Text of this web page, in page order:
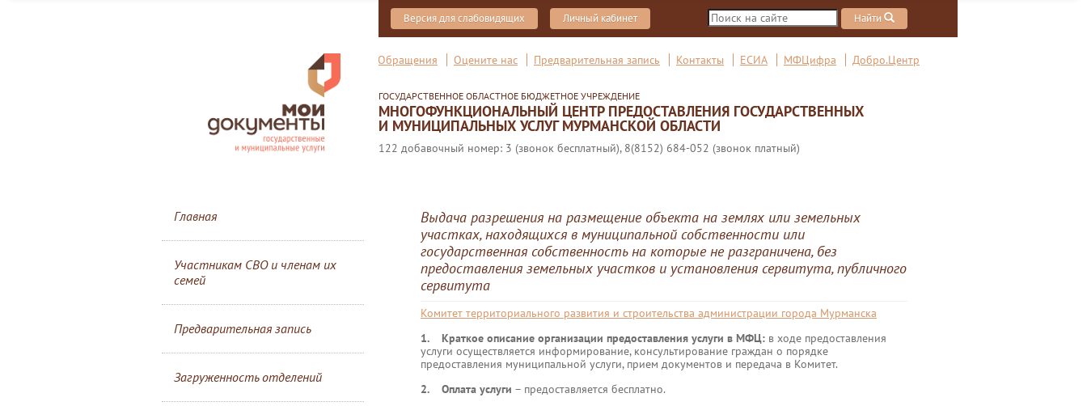
Версия для слабовидящих Личный кабинет Найти
Обращения Оцените нас Предварительная запись Контакты ЕСИА МФЦифра Добро.Центр
ГОСУДАРСТВЕННОЕ ОБЛАСТНОЕ БЮДЖЕТНОЕ УЧРЕЖДЕНИЕ
МНОГОФУНКЦИОНАЛЬНЫЙ ЦЕНТР ПРЕДОСТАВЛЕНИЯ ГОСУДАРСТВЕННЫХ
И МУНИЦИПАЛЬНЫХ УСЛУГ МУРМАНСКОЙ ОБЛАСТИ
122 добавочный номер: 3 (звонок бесплатный), 8(8152) 684-052 (звонок платный)
Главная
Участникам СВО и членам их
семей
Предварительная запись
Загруженность отделений
Выдача разрешения на размещение объекта на землях или земельных
участках, находящихся в муниципальной собственности или
государственная собственность на которые не разграничена, без
предоставления земельных участков и установления сервитута, публичного
сервитута
Комитет территориального развития и строительства администрации города Мурманска
1. Краткое описание организации предоставления услуги в МФЦ: в ходе предоставления
услуги осуществляется информирование, консультирование граждан о порядке
предоставления муниципальной услуги, прием документов и передача в Комитет.
2. Оплата услуги – предоставляется бесплатно.